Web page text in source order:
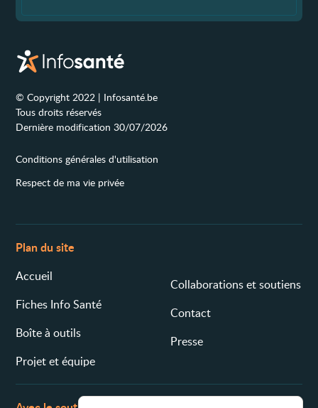
© Copyright 2022 | Infosanté.be
Tous droits réservés
Dernière modification 30/07/2026
Conditions générales d'utilisation
Respect de ma vie privée
Plan du site
Accueil
Fiches Info Santé
Boîte à outils
Projet et équipe
Collaborations et soutiens
Contact
Presse